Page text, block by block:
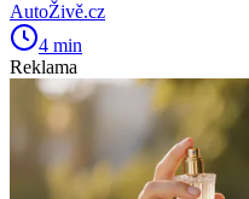
AutoŽivě.cz
4 min
Reklama